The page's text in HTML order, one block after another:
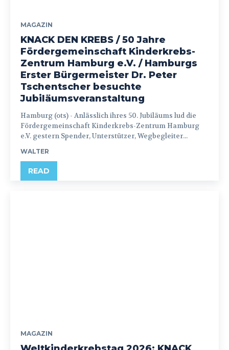
MAGAZIN
KNACK DEN KREBS / 50 Jahre
Fördergemeinschaft Kinderkrebs-
Zentrum Hamburg e.V. / Hamburgs
Erster Bürgermeister Dr. Peter
Tschentscher besuchte
Jubiläumsveranstaltung
Hamburg (ots) - Anlässlich ihres 50. Jubiläums lud die
Fördergemeinschaft Kinderkrebs-Zentrum Hamburg
e.V. gestern Spender, Unterstützer, Wegbegleiter...
WALTER
READ
MAGAZIN